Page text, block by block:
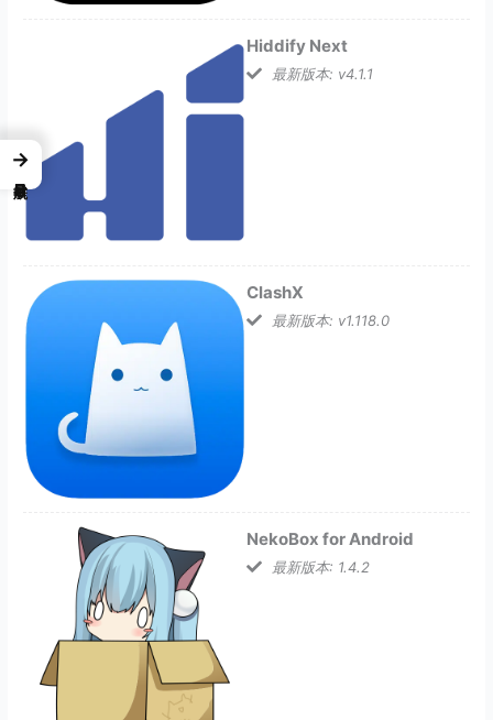
Hiddify Next
最新版本: v4.1.1
ClashX
最新版本: v1.118.0
NekoBox for Android
最新版本: 1.4.2
→